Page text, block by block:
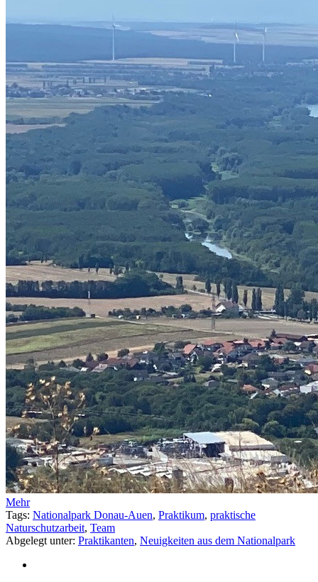
Mehr
Tags: Nationalpark Donau-Auen, Praktikum, praktische
Naturschutzarbeit, Team
Abgelegt unter: Praktikanten, Neuigkeiten aus dem Nationalpark